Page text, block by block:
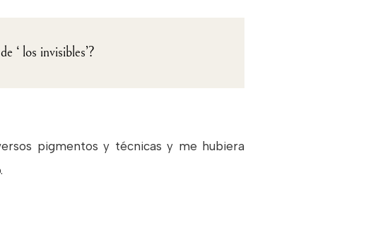
‘ los invisibles’?
pigmentos y técnicas y me hubiera